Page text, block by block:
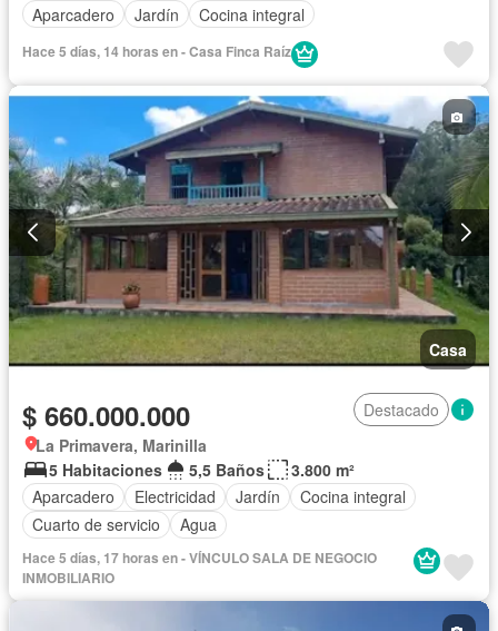
Aparcadero
Jardín Cocina integral
Hace 5 días, 14 horas en - Casa Finca Raíz
Casa
$ 660.000.000
Destacado
La Primavera, Marinilla
5 Habitaciones
5,5 Baños
3.800 m²
Aparcadero
Electricidad Jardín
Cocina integral
Cuarto de servicio
Agua
Hace 5 días, 17 horas en - VÍNCULO SALA DE NEGOCIO
INMOBILIARIO